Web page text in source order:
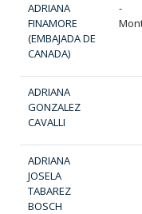
ADRIANA
FINAMORE
(EMBAJADA DE
CANADA)
-
ADRIANA
GONZALEZ
CAVALLI
ADRIANA
JOSELA
TABAREZ
BOSCH